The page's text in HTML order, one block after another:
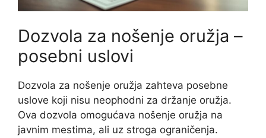
Dozvola za nošenje oružja –
posebni uslovi
Dozvola za nošenje oružja zahteva posebne
uslove koji nisu neophodni za držanje oružja.
Ova dozvola omogućava nošenje oružja na
javnim mestima, ali uz stroga ograničenja.